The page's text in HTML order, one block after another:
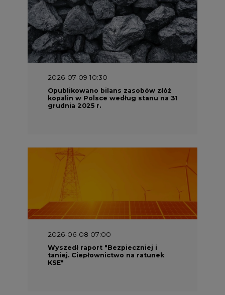
2026-07-09 10:30
Opublikowano bilans zasobów złóż
kopalin w Polsce według stanu na 31
2026-06-08 07:00
taniej. Ciepłownictwo na ratunek